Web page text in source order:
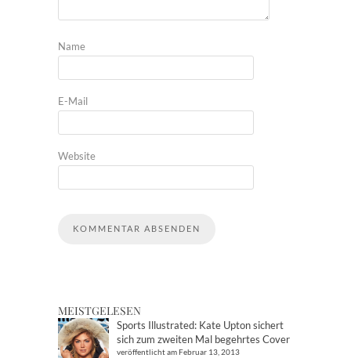
Name
E-Mail
Website
MEISTGELESEN
Sports Illustrated: Kate Upton sichert
sich zum zweiten Mal begehrtes Cover
veröffentlicht am Februar 13, 2013